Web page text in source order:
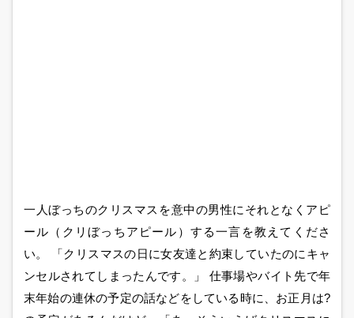
一人ぼっちのクリスマスを意中の男性にそれとなくアピ
ール（クリぼっちアピール）する一言を教えてくださ
い。 「クリスマスの日に女友達と約束していたのにキャ
ンセルされてしまったんです。」 仕事場やバイト先で年
末年始の連休の予定の話などをしている時に、お正月は?